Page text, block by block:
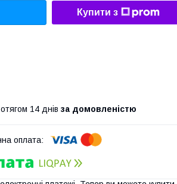
Купити з
14 днів за домовленістю